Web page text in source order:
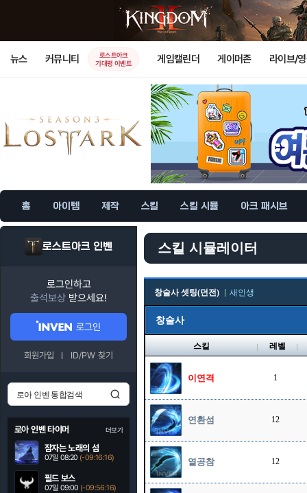
뉴스 커뮤니티
로스트아크
기대평 이벤트
게임캘린더 게이머존 라이브/
홈 아이템 제작 스킬 스킬 시뮬 아크 패시브
로스트아크 인벤
로그인하고
출석보상 받으세요!
로그인
회원가입 ID/PW 찾기
로아 인벤 타이머 더보기
잠자는 노래의 섬
07일 08:20 (-09:16:15)
필드 보스
07일 09:00 (-09:56:15)
스킬 시뮬레이터
창술사 셋팅(던전) 새인생
창술사
스킬 레벨
이연격 1
연환섬 12
열공참 12